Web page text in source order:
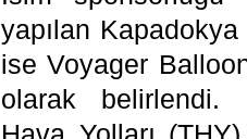
yapılan Kapadokya
ise Voyager
olarak belirlendi.